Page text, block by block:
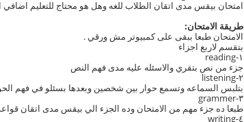
امتحان بيقس مدى اتقان الطلاب للغه وهل هو محتاج للتعليم اضافي
طريقة الامتحان:
الامتحان طبعا ببقى على كمبيوتر مش ورقي .
بتقسم لاربع اجزاء
جزء من نص بتقري والاسئله عليه مدى فهم النص
بتلبس السماعه وتسمع حوار بين شخصين وبعدها بسئلو في فهم
طبعا ده جزء مهم من الامتحان وده الجزء الي بيقس مدى اتقان